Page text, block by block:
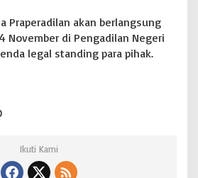
Praperadilan akan berlangsung
November di Pengadilan Negeri
legal standing para pihak.
Ikuti Kami